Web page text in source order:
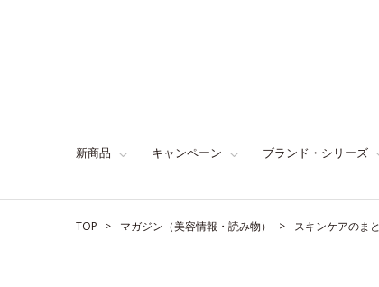
新商品 キャンペーン ブランド・シリーズ
TOP マガジン（美容情報・読み物） スキンケアのま